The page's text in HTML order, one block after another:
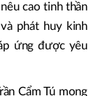
cao tinh thần
phát huy kinh
ứng được yêu
Cẩm Tú mong